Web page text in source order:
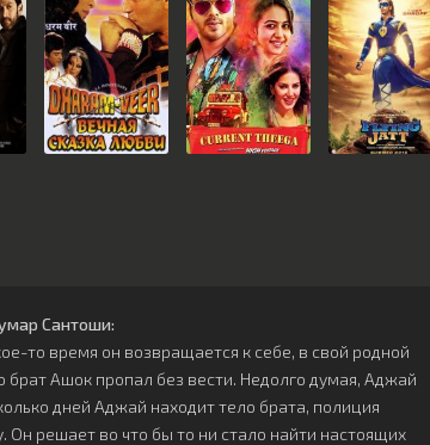
Сантоши:
то время он возвращается к себе, в свой родной
брат Ашок пропал без вести. Недолго думая, Аджай
дней Аджай находит тело брата, полиция
решает во что бы то ни стало найти настоящих